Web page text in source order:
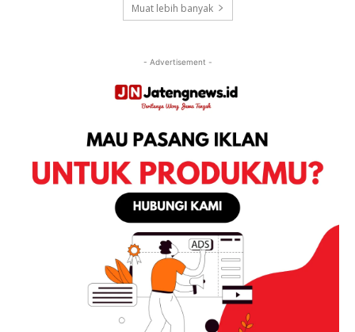
Muat lebih banyak
- Advertisement -